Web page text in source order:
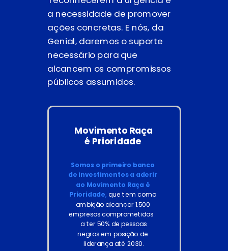
Somos o primeiro banco
de investimentos a aderir
ao Movimento Raça é
Prioridade, que tem como
ambição alcançar 1.500
empresas comprometidas
a ter 50% de pessoas
negras em posição de
liderança até 2030.
Movimento Raça
é Prioridade
a necessidade de promover
ações concretas. E nós, da
Genial, daremos o suporte
necessário para que
alcancem os compromissos
públicos assumidos.